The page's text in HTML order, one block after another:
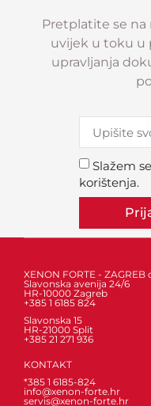
Pretplatite se
uvijek u toku u
upravljanja
Slažem
korištenja.
XENON FORTE - ZAGREB
Slavonska avenija 24/6
HR-10000 Zagreb
+385 1 6185 824
Slavonska 15
HR-21000 Split
+385 21 271 936
KONTAKT
*385 1 6185-824
info@xenon-forte.hr
servis@xenon-forte.hr